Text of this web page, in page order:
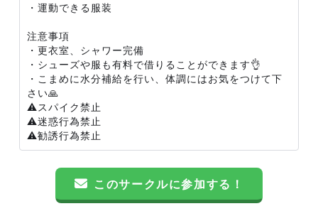
・運動できる服装
注意事項
・更衣室、シャワー完備
・シューズや服も有料で借りることができます👌
・こまめに水分補給を行い、体調にはお気をつけて下
さい🙏
⚠️スパイク禁止
⚠️迷惑行為禁止
⚠️勧誘行為禁止
このサークルに参加する！